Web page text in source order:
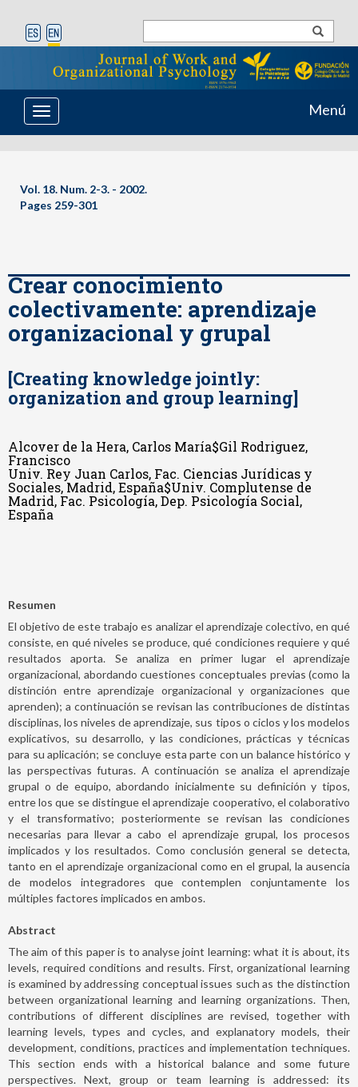
Toggle
navigation
Menú
Vol. 18. Num. 2-3. - 2002.
Pages 259-301
Crear conocimiento
colectivamente: aprendizaje
organizacional y grupal
[Creating knowledge jointly:
organization and group learning]
Alcover de la Hera, Carlos María$Gil Rodriguez,
Francisco
Univ. Rey Juan Carlos, Fac. Ciencias Jurídicas y
Sociales, Madrid, España$Univ. Complutense de
Madrid, Fac. Psicología, Dep. Psicología Social,
España
Resumen
El objetivo de este trabajo es analizar el aprendizaje colectivo, en qué
consiste, en qué niveles se produce, qué condiciones requiere y qué
resultados aporta. Se analiza en primer lugar el aprendizaje
organizacional, abordando cuestiones conceptuales previas (como la
distinción entre aprendizaje organizacional y organizaciones que
aprenden); a continuación se revisan las contribuciones de distintas
disciplinas, los niveles de aprendizaje, sus tipos o ciclos y los modelos
explicativos, su desarrollo, y las condiciones, prácticas y técnicas
para su aplicación; se concluye esta parte con un balance histórico y
las perspectivas futuras. A continuación se analiza el aprendizaje
grupal o de equipo, abordando inicialmente su definición y tipos,
entre los que se distingue el aprendizaje cooperativo, el colaborativo
y el transformativo; posteriormente se revisan las condiciones
necesarias para llevar a cabo el aprendizaje grupal, los procesos
implicados y los resultados. Como conclusión general se detecta,
tanto en el aprendizaje organizacional como en el grupal, la ausencia
de modelos integradores que contemplen conjuntamente los
múltiples factores implicados en ambos.
Abstract
The aim of this paper is to analyse joint learning: what it is about, its
levels, required conditions and results. First, organizational learning
is examined by addressing conceptual issues such as the distinction
between organizational learning and learning organizations. Then,
contributions of different disciplines are revised, together with
learning levels, types and cycles, and explanatory models, their
development, conditions, practices and implementation techniques.
This section ends with a historical balance and some future
perspectives. Next, group or team learning is addressed: its